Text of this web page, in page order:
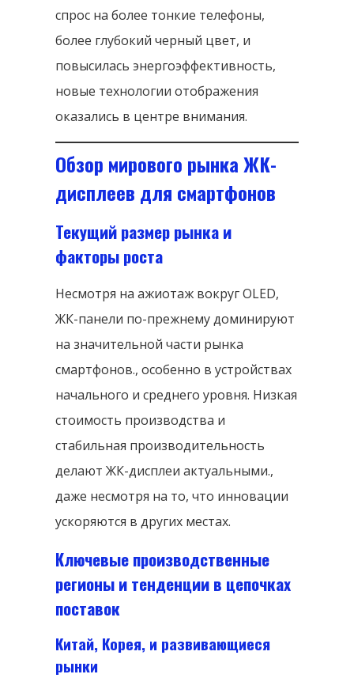
спрос на более тонкие телефоны,
более глубокий черный цвет, и
повысилась энергоэффективность,
новые технологии отображения
оказались в центре внимания.
Обзор мирового рынка ЖК-
дисплеев для смартфонов
Текущий размер рынка и
факторы роста
Несмотря на ажиотаж вокруг OLED,
ЖК-панели по-прежнему доминируют
на значительной части рынка
смартфонов., особенно в устройствах
начального и среднего уровня. Низкая
стоимость производства и
стабильная производительность
делают ЖК-дисплеи актуальными.,
даже несмотря на то, что инновации
ускоряются в других местах.
Ключевые производственные
регионы и тенденции в цепочках
поставок
Китай, Корея, и развивающиеся
рынки